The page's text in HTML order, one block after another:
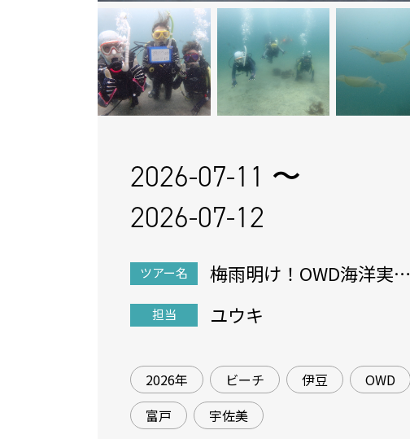
2026-07-11 〜
2026-07-12
ツアー名
梅雨明け！OWD海洋実習
担当 ユウキ
2026年 ビーチ 伊豆
OWD
富戸
宇佐美